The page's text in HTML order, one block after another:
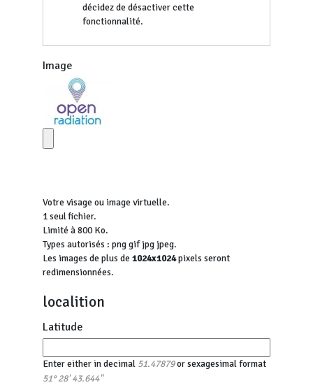
décidez de désactiver cette
fonctionnalité.
Image
Votre visage ou image virtuelle.
1 seul fichier.
Limité à 800 Ko.
Types autorisés : png gif jpg jpeg.
Les images de plus de 1024x1024pixels seront
redimensionnées.
localition
Latitude
Enter either in decimal 51.47879or sexagesimal format
51° 28' 43.644"